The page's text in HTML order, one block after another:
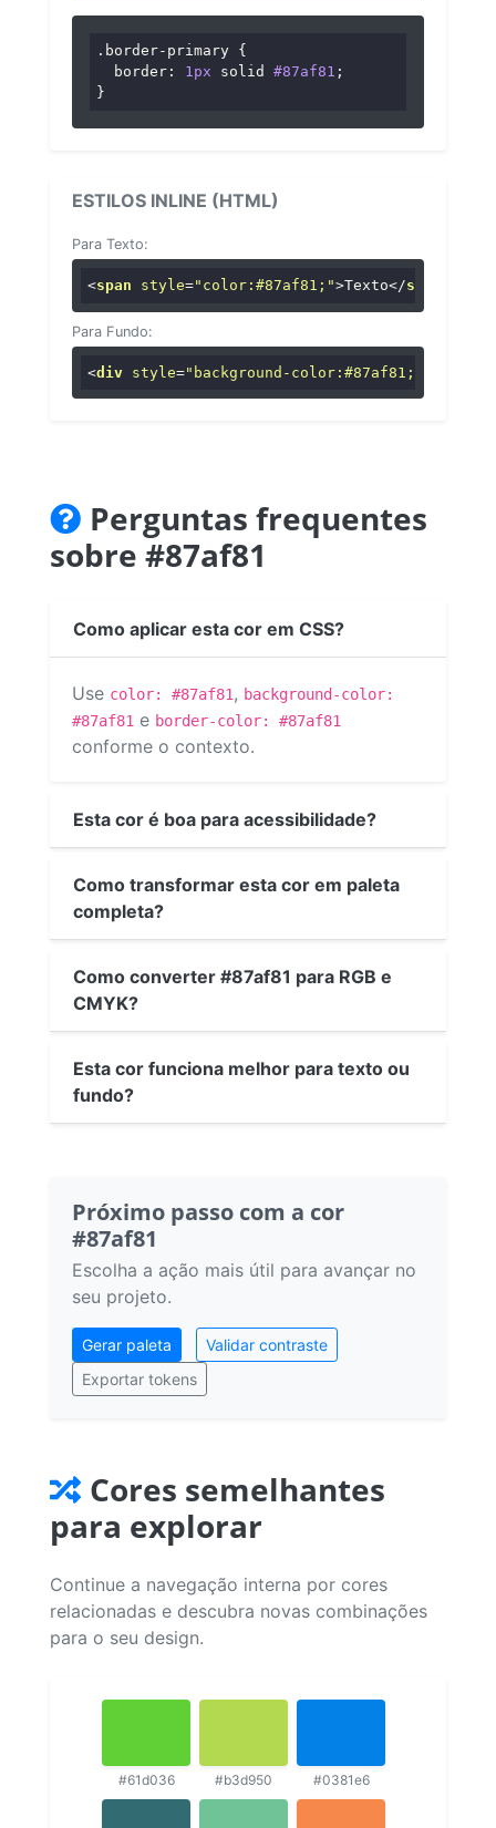
.border-primary {
border : 1px solid #87af81 ;
}
ESTILOS INLINE (HTML)
Para Texto:
<span style="color:#87af81;">Texto</span
Para Fundo:
<div style="background-color:#87af81;"
Perguntas frequentes
sobre #87af81
Como aplicar esta cor em CSS?
Use color: #87af81, background-color:
#87af81 e border-color: #87af81
conforme o contexto.
Esta cor é boa para acessibilidade?
Como transformar esta cor em paleta
completa?
Como converter #87af81 para RGB e
CMYK?
Esta cor funciona melhor para texto ou
fundo?
Próximo passo com a cor
#87af81
Escolha a ação mais útil para avançar no
seu projeto.
Gerar paleta
Validar contraste
Exportar tokens
Cores semelhantes
para explorar
Continue a navegação interna por cores
relacionadas e descubra novas combinações
para o seu design.
#61d036 #b3d950 #0381e6